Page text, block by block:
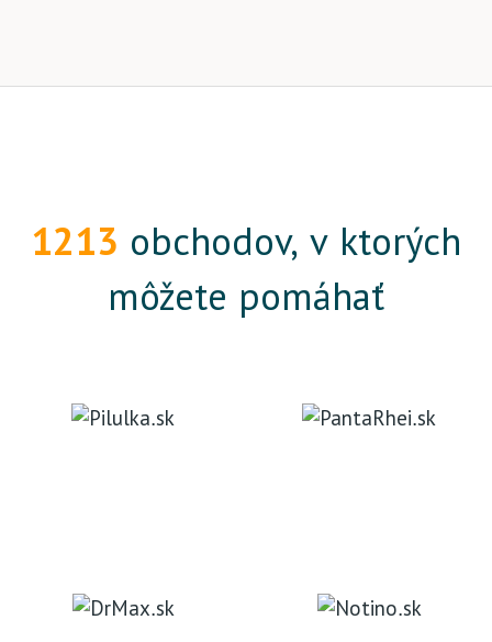
1213 obchodov, v ktorých
môžete pomáhať